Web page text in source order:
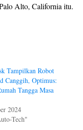
Alto, California itu.
Tampilkan Robot
Canggih, Optimus:
Tangga Masa
2024
Tech"